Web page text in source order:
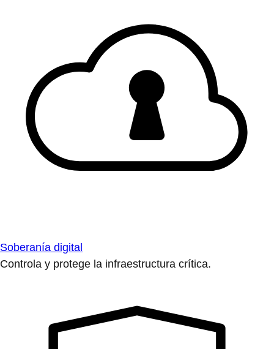
Soberanía digital
Controla y protege la infraestructura crítica.